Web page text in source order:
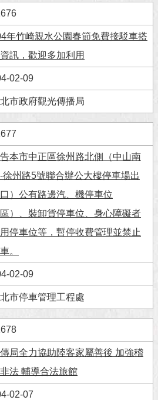
年竹崎親水公園春節免費接駁車搭
訊，歡迎多加利用
02-09
市政府觀光傳播局
本市中正區徐州路北側（中山南
徐州路5號聯合辦公大樓停車場出
）公有路邊汽、機停車位
區）、裝卸貨停車位、身心障礙者
停車位等，暫停收費管理並禁止
。
02-09
市停車管理工程處
局全力協助陸客家屬善後 加強稽
法 輔導合法旅館
02-07